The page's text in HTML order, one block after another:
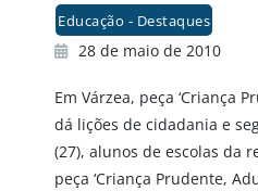
Educação - Destaques
28 de maio de 2010
Em Várzea, peça ‘Criança
dá lições de cidadania e
(27), alunos de escolas da
peça ‘Criança Prudente,